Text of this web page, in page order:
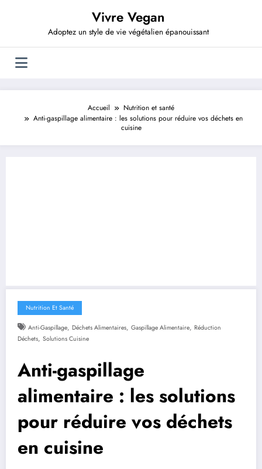
Vivre Vegan
Adoptez un style de vie végétalien épanouissant
Accueil
Nutrition et santé
Anti-gaspillage alimentaire : les solutions pour réduire vos déchets en
cuisine
Nutrition Et Santé
Anti-Gaspillage, Déchets Alimentaires, Gaspillage Alimentaire, Réduction
Déchets, Solutions Cuisine
Anti-gaspillage
alimentaire : les solutions
pour réduire vos déchets
en cuisine